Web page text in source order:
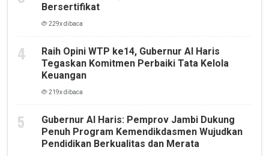
Bersertifikat
229x dibaca
Raih Opini WTP ke14, Gubernur Al Haris
Tegaskan Komitmen Perbaiki Tata Kelola
Keuangan
219x dibaca
Gubernur Al Haris: Pemprov Jambi Dukung
Penuh Program Kemendikdasmen Wujudkan
Pendidikan Berkualitas dan Merata